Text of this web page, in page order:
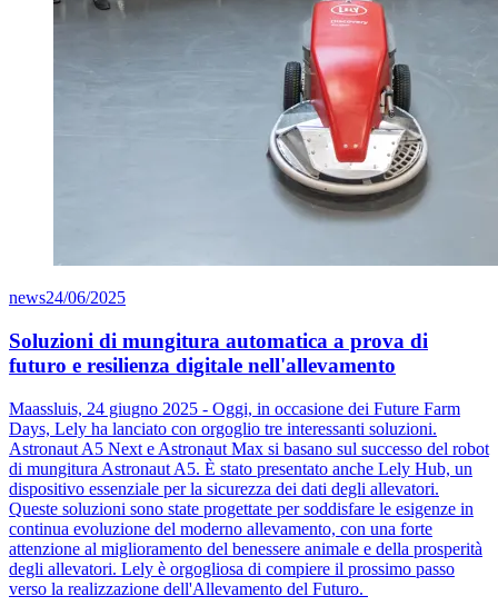
news24/06/2025
Soluzioni di mungitura automatica a prova di
futuro e resilienza digitale nell'allevamento
Maassluis, 24 giugno 2025 - Oggi, in occasione dei Future Farm
Days, Lely ha lanciato con orgoglio tre interessanti soluzioni.
Astronaut A5 Next e Astronaut Max si basano sul successo del robot
di mungitura Astronaut A5. È stato presentato anche Lely Hub, un
dispositivo essenziale per la sicurezza dei dati degli allevatori.
Queste soluzioni sono state progettate per soddisfare le esigenze in
continua evoluzione del moderno allevamento, con una forte
attenzione al miglioramento del benessere animale e della prosperità
degli allevatori. Lely è orgogliosa di compiere il prossimo passo
verso la realizzazione dell'Allevamento del Futuro.